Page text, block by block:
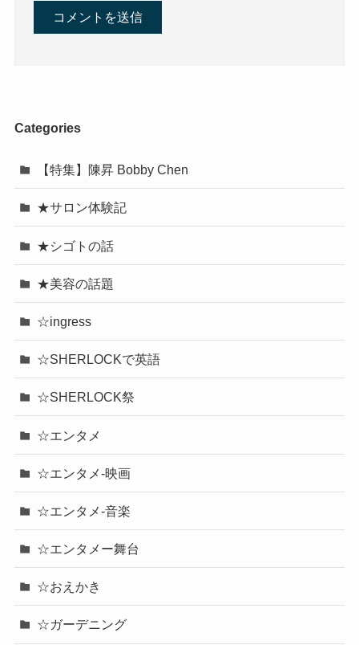
Categories
【特集】陳昇 Bobby Chen
★サロン体験記
★シゴトの話
★美容の話題
☆ingress
☆SHERLOCKで英語
☆SHERLOCK祭
☆エンタメ
☆エンタメ-映画
☆エンタメ-音楽
☆エンタメー舞台
☆おえかき
☆ガーデニング